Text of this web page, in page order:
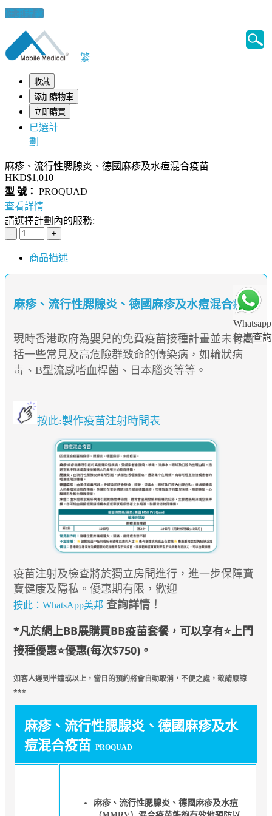
健康錦囊
Whatsapp
優惠查詢
繁
收藏
添加購物車
立即購買
已選計
劃
麻疹、流行性腮腺炎、德國麻疹及水痘混合疫苗
HKD$1,010
型 號： PROQUAD
查看詳情
請選擇計劃內的服務:
商品描述
麻疹、流行性腮腺炎、德國麻疹及水痘混合疫苗
現時香港政府為嬰兒的免費疫苗接種計畫並未有涵
括一些常見及高危險群致命的傳染病，如輪狀病
毒、B型流感嗜血桿菌、日本腦炎等等。
按此:製作疫苗注射時間表
疫苗注射及檢查將於獨立房間進行，進一步保障寶
寶健康及隱私。優惠期有限，歡迎
按此：WhatsApp美邦 查詢詳情！
*凡於網上BB展購買BB疫苗套餐，可以享有⭐上門
接種優惠⭐優惠(每次$750)。
如客人遲到半鐘或以上，當日的預約將會自動取消，不便之處，敬請原諒
***
麻疹、流行性腮腺炎、德國麻疹及水
痘混合疫苗 PROQUAD
麻疹、流行性腮腺炎、德國麻疹及水痘